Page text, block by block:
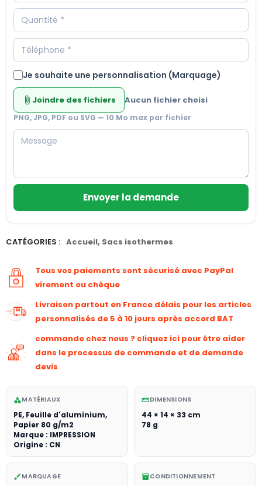
Je souhaite une personnalisation (Marquage)
attach_file Joindre des fichiers Aucun fichier choisi
PNG, JPG, PDF ou SVG — 10 Mo max par fichier
Envoyer la demande
CATÉGORIES : Accueil, Sacs isothermes
Tous vos paiements sont sécurisé avec PayPal
virement ou chèque
Livraison partout en France délais pour les articles
personnalisés de 5 à 10 jours après accord BAT
commande chez nous ? cliquez ici pour être aider
dans le processus de commande et de demande
devis
categoryMATÉRIAUX
PE, Feuille d'aluminium,
Papier 80 g/m2
Marque : IMPRESSION
Origine : CN
straightenDIMENSIONS
44 × 14 × 33 cm
78 g
brush MARQUAGE inventory_2CONDITIONNEMENT